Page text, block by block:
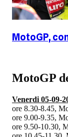
MotoGP,
MotoGP
Venerdi 05-09-
ore 8.30-8.45,
ore 9.00-9.35,
ore 9.50-10.30,